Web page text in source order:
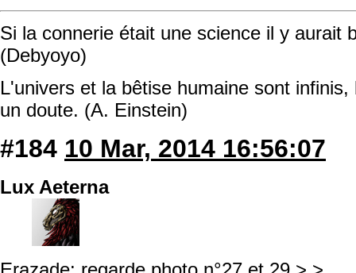
Si la connerie était une science il y aurait
(Debyoyo)
L'univers et la bêtise humaine sont
un doute. (A. Einstein)
#184 10 Mar, 2014 16:56:07
Lux Aeterna